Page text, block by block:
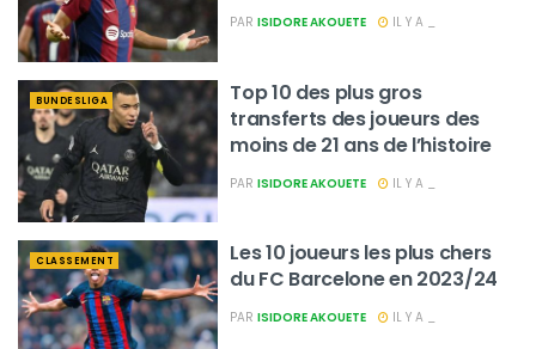
PAR ISIDORE AKOUETE IL Y A _
BUNDESLIGA
Top 10 des plus gros
transferts des joueurs des
moins de 21 ans de l’histoire
PAR ISIDORE AKOUETE IL Y A _
CLASSEMENT
Les 10 joueurs les plus chers
du FC Barcelone en 2023/24
PAR ISIDORE AKOUETE IL Y A _